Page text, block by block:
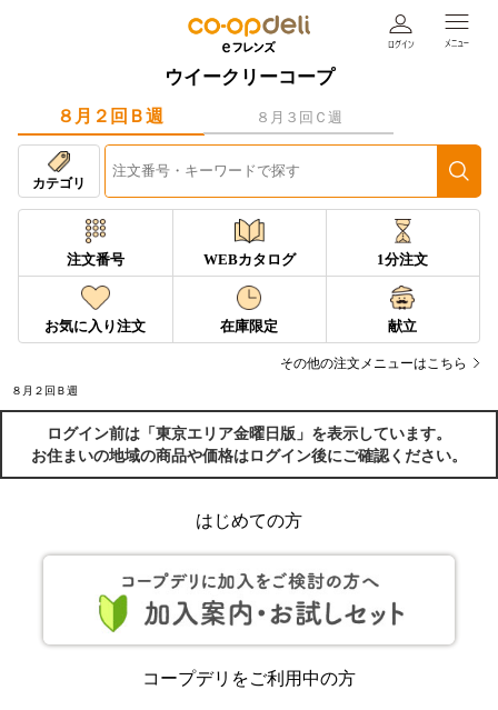
ウイークリーコープ
８月２回Ｂ週 ８月３回Ｃ週
カテゴリ
注文番号 WEBカタログ 1分注文
お気に入り注文 在庫限定 献立
その他の注文メニューはこちら
８月２回Ｂ週
ログイン前は「東京エリア金曜日版」を表示しています。
お住まいの地域の商品や価格はログイン後にご確認ください。
はじめての方
コープデリをご利用中の方